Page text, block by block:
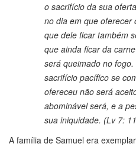
o sacrifício da sua
no dia em que oferecer
que dele ficar também
que ainda ficar da
será queimado no
sacrifício pacífico se
ofereceu não será
abominável será, e a
sua iniquidade. (Lv 7:
A família de Samuel era